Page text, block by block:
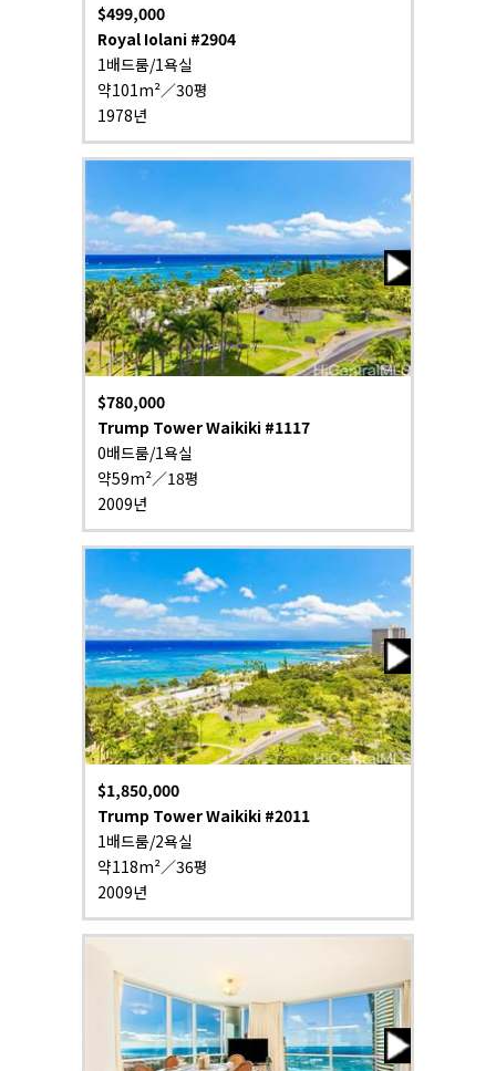
$499,000
Royal Iolani #2904
1배드룸/1욕실
약101m²／30평
1978년
$780,000
Trump Tower Waikiki #1117
0배드룸/1욕실
약59m²／18평
2009년
$1,850,000
Trump Tower Waikiki #2011
1배드룸/2욕실
약118m²／36평
2009년